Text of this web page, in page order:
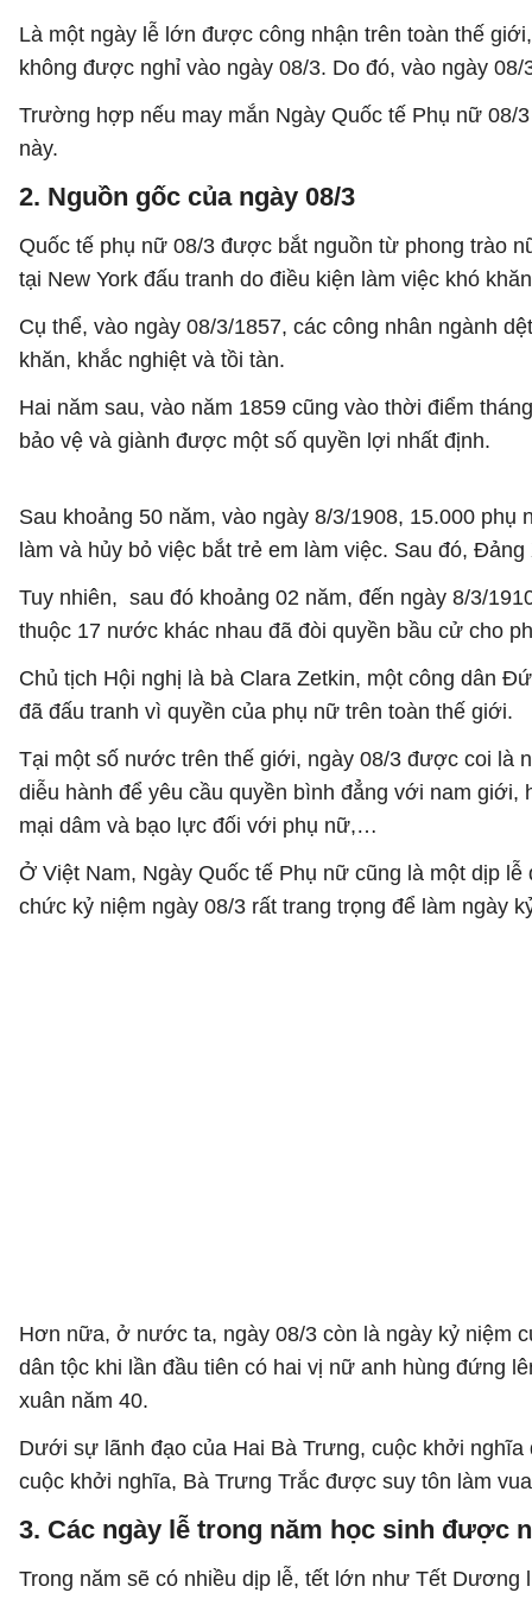
Là một ngày lễ lớn được công nhận trên toàn thế
không được nghỉ vào ngày 08/3. Do đó, vào ngày
Trường hợp nếu may mắn Ngày Quốc tế Phụ nữ 08/
này.
2. Nguồn gốc của ngày 08/3
Quốc tế phụ nữ 08/3 được bắt nguồn từ phong trào
tại New York đấu tranh do điều kiện làm việc khó
Cụ thể, vào ngày 08/3/1857, các công nhân ngành
khăn, khắc nghiệt và tồi tàn.
Hai năm sau, vào năm 1859 cũng vào thời điểm
bảo vệ và giành được một số quyền lợi nhất định.
Sau khoảng 50 năm, vào ngày 8/3/1908, 15.000
làm và hủy bỏ việc bắt trẻ em làm việc. Sau đó,
Tuy nhiên, sau đó khoảng 02 năm, đến ngày 8/3/
thuộc 17 nước khác nhau đã đòi quyền bầu cử cho
Chủ tịch Hội nghị là bà Clara Zetkin, một công dân
đã đấu tranh vì quyền của phụ nữ trên toàn thế giới.
Tại một số nước trên thế giới, ngày 08/3 được coi là
diễu hành để yêu cầu quyền bình đẳng với nam
mại dâm và bạo lực đối với phụ nữ,…
Ở Việt Nam, Ngày Quốc tế Phụ nữ cũng là một dịp
chức kỷ niệm ngày 08/3 rất trang trọng để làm ngày
Hơn nữa, ở nước ta, ngày 08/3 còn là ngày kỷ niệm
dân tộc khi lần đầu tiên có hai vị nữ anh hùng đứng
xuân năm 40.
Dưới sự lãnh đạo của Hai Bà Trưng, cuộc khởi
cuộc khởi nghĩa, Bà Trưng Trắc được suy tôn làm
3. Các ngày lễ trong năm học sinh được
Trong năm sẽ có nhiều dịp lễ, tết lớn như Tết